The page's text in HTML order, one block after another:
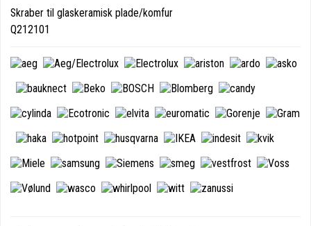
Skraber til glaskeramisk plade/komfur
Q212101